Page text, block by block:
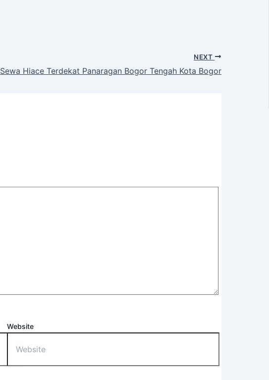
NEXT
Sewa Hiace Terdekat Panaragan Bogor Tengah Kota Bogor
Website